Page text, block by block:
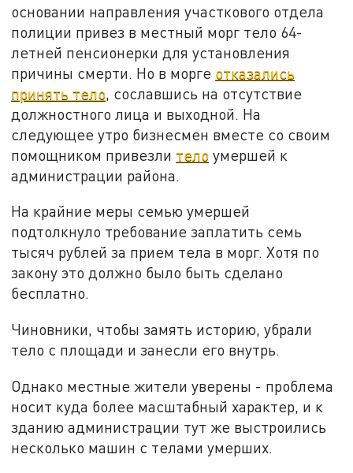
основании направления участкового отдела
полиции привез в местный морг тело 64-
летней пенсионерки для установления
причины смерти. Но в морге отказались
принять тело, сославшись на отсутствие
должностного лица и выходной. На
следующее утро бизнесмен вместе со своим
помощником привезли тело умершей к
администрации района.
На крайние меры семью умершей
подтолкнуло требование заплатить семь
тысяч рублей за прием тела в морг. Хотя по
закону это должно было быть сделано
бесплатно.
Чиновники, чтобы замять историю, убрали
тело с площади и занесли его внутрь.
Однако местные жители уверены - проблема
носит куда более масштабный характер, и к
зданию администрации тут же выстроились
несколько машин с телами умерших.